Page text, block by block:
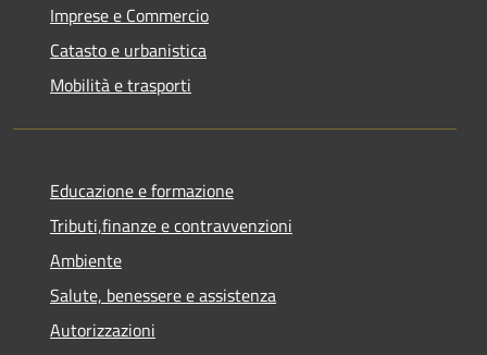
Imprese e Commercio
Catasto e urbanistica
Mobilità e trasporti
Educazione e formazione
Tributi,finanze e contravvenzioni
Ambiente
Salute, benessere e assistenza
Autorizzazioni